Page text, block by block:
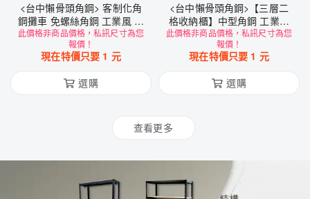
<台中懶骨頭角鋼> 客制化角
鋼攤車 免螺絲角鋼 工業風 置
物架 工業風家具 DIY 簡單拆
裝
此價格非商品價格，私訊尺寸為您
報價！
現在特價只要 1 元
選購
<台中懶骨頭角鋼>【三層二
格收納櫃】中型角鋼 工業風
角鋼 雙開門 收納櫃 置物櫃
(黑色/白色) DIY
此價格非商品價格，私訊尺寸為您
報價！
現在特價只要 1 元
選購
查看更多